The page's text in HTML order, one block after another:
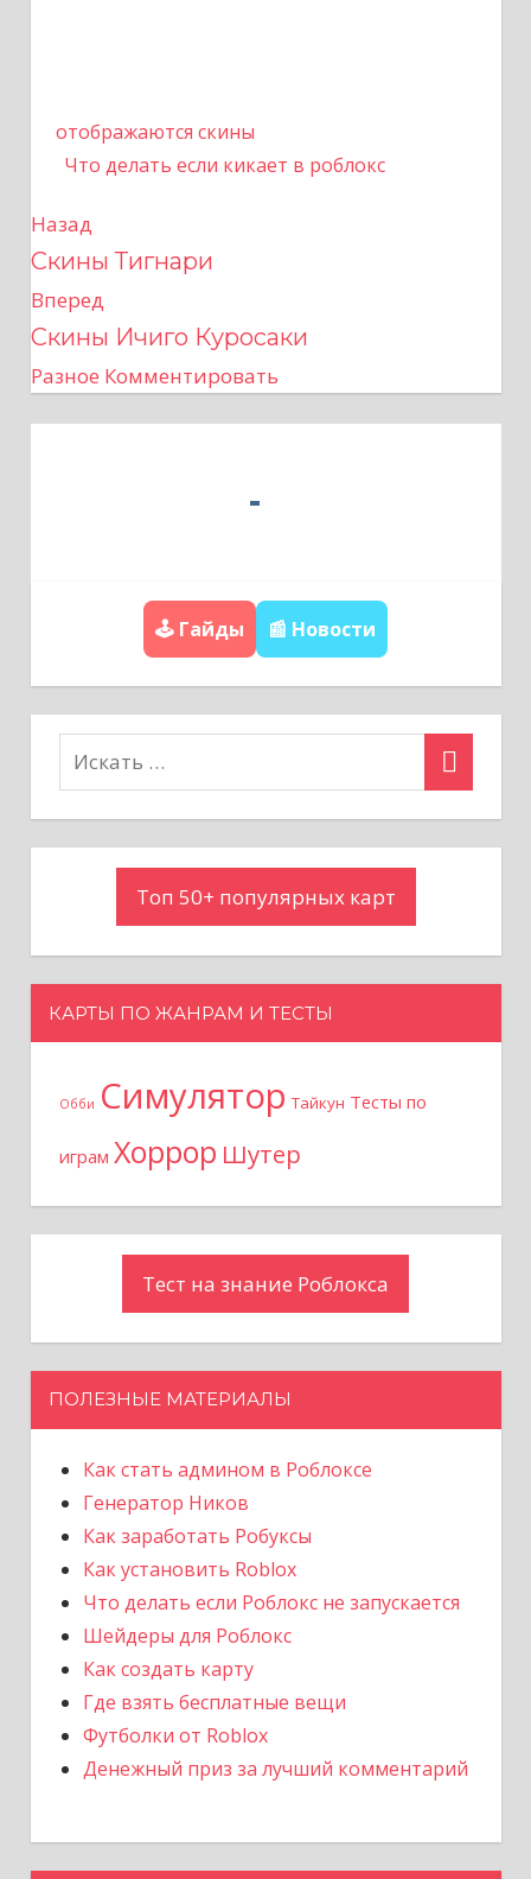
отображаются скины
Что делать если кикает в роблокс
Н
а
в
и
а
и
Назад
Скины Тигнари
Вперед
Скины Ичиго Куросаки
Разное Комментировать
🕹️ Гайды 📰 Новости
Топ 50+ популярных карт
КАРТЫ ПО ЖАНРАМ И ТЕСТЫ
Обби Симулятор Тайкун Тесты по
играм Хоррор Шутер
Тест на знание Роблокса
ПОЛЕЗНЫЕ МАТЕРИАЛЫ
Как стать админом в Роблоксе
Генератор Ников
Как заработать Робуксы
Как установить Roblox
Что делать если Роблокс не запускается
Шейдеры для Роблокс
Как создать карту
Где взять бесплатные вещи
Футболки от Roblox
Денежный приз за лучший комментарий